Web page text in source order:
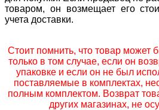
товаром, он возмещает его
учета доставки.
Стоит помнить, что товар может
только в том случае, если он
упаковке и если он не был
поставляемые в комплектах,
полным комплектом. Возврат
других магазинах, не